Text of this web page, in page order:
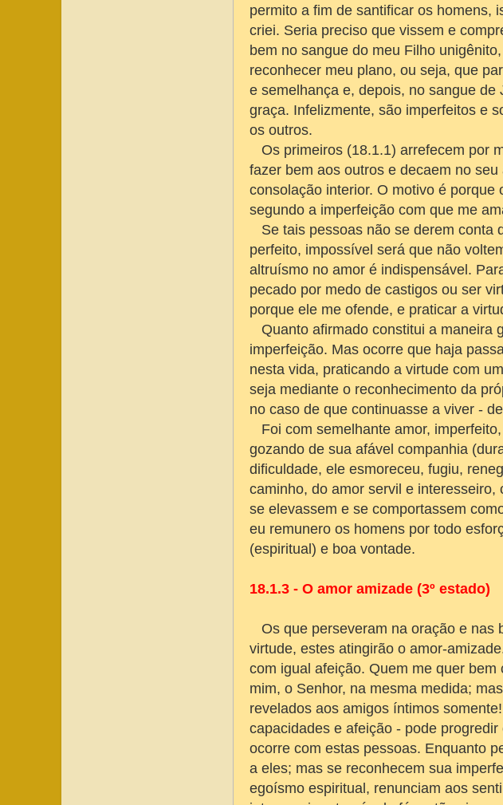
permito a fim de santificar os homens,
criei. Seria preciso que vissem e
bem no sangue do meu Filho
reconhecer meu plano, ou seja, que
e semelhança e, depois, no sangue
graça. Infelizmente, são imperfeitos e
os outros.
Os primeiros (18.1.1) arrefecem por
fazer bem aos outros e decaem no
consolação interior. O motivo é
segundo a imperfeição com que me
Se tais pessoas não se derem conta
perfeito, impossível será que não
altruísmo no amor é indispensável.
pecado por medo de castigos ou ser
porque ele me ofende, e praticar a
Quanto afirmado constitui a maneira
imperfeição. Mas ocorre que haja
nesta vida, praticando a virtude com
seja mediante o reconhecimento da
no caso de que continuasse a viver -
Foi com semelhante amor,
gozando de sua afável companhia
dificuldade, ele esmoreceu, fugiu,
caminho, do amor servil e
se elevassem e se comportassem
eu remunero os homens por todo
(espiritual) e boa vontade.
18.1.3 - O amor amizade (3º estado)
Os que perseveram na oração e nas
virtude, estes atingirão o amor-
com igual afeição. Quem me quer
mim, o Senhor, na mesma medida;
revelados aos amigos íntimos
capacidades e afeição - pode
ocorre com estas pessoas. Enquanto
a eles; mas se reconhecem sua
egoísmo espiritual, renunciam aos